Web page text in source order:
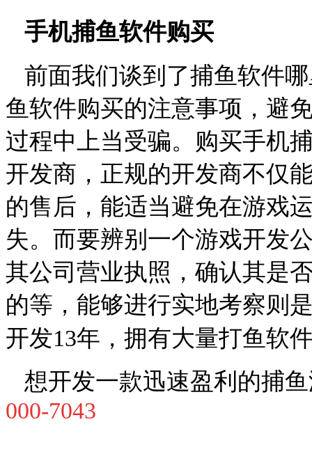
手机捕鱼软件购买
前面我们谈到了捕鱼软件
鱼软件购买的注意事项，避
过程中上当受骗。购买手机
开发商，正规的开发商不仅
的售后，能适当避免在游戏
失。而要辨别一个游戏开发
其公司营业执照，确认其是
的等，能够进行实地考察则
开发13年，拥有大量打鱼软
想开发一款迅速盈利的捕
000-7043